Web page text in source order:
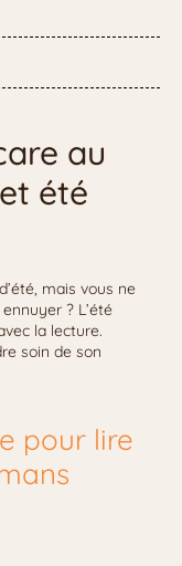
au
été
mais vous ne
? L’été
la lecture.
soin de son
pour lire